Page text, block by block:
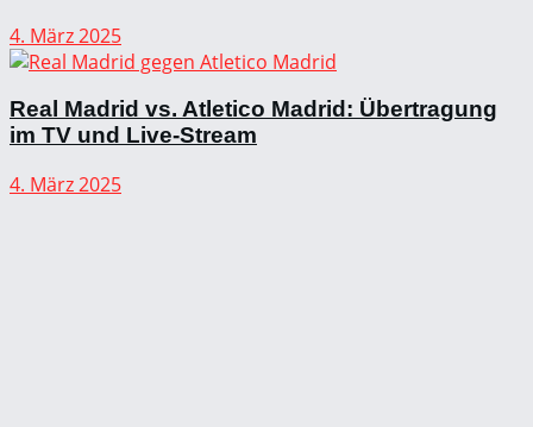
4. März 2025
Real Madrid vs. Atletico Madrid: Übertragung
im TV und Live-Stream
4. März 2025